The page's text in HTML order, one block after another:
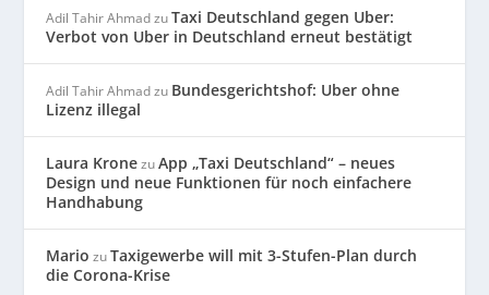
Adil Tahir AhmadzuTaxi Deutschland gegen Uber:
Verbot von Uber in Deutschland erneut bestätigt
Adil Tahir Ahmadzu Bundesgerichtshof: Uber ohne
Lizenz illegal
Laura KronezuApp „Taxi Deutschland“ – neues
Design und neue Funktionen für noch einfachere
Handhabung
Mario zuTaxigewerbe will mit 3-Stufen-Plan durch
die Corona-Krise